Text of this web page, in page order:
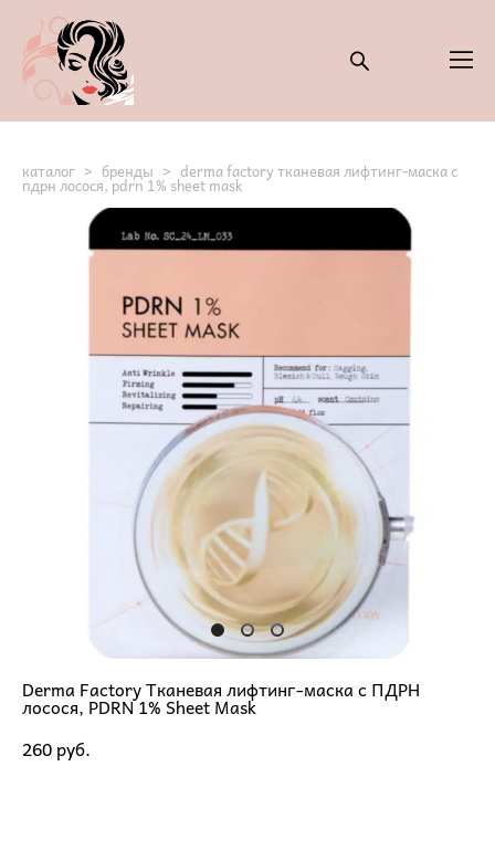
каталог > бренды > derma factory тканевая лифтинг-маска с
пдрн лосося, pdrn 1% sheet mask
Derma Factory Тканевая лифтинг-маска с ПДРН
лосося, PDRN 1% Sheet Mask
260 pуб.